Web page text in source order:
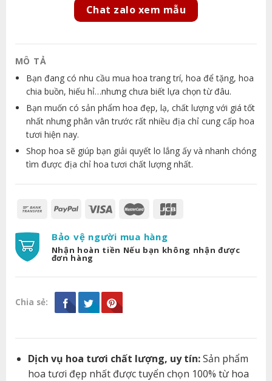
Chat zalo xem mẫu
MÔ TẢ
Bạn đang có nhu cầu mua hoa trang trí, hoa để tặng, hoa
chia buồn, hiếu hỉ…nhưng chưa biết lựa chọn từ đâu.
Bạn muốn có sản phẩm hoa đẹp, lạ, chất lượng với giá tốt
nhất nhưng phân vân trước rất nhiều địa chỉ cung cấp hoa
tươi hiện nay.
Shop hoa sẽ giúp bạn giải quyết lo lắng ấy và nhanh chóng
tìm được địa chỉ hoa tươi chất lượng nhất.
Bảo vệ người mua hàng
Nhận hoàn tiền Nếu bạn không nhận được
đơn hàng
Chia sẻ:
Dịch vụ hoa tươi chất lượng, uy tín:Sản phẩm
hoa tươi đẹp nhất được tuyển chọn 100% từ hoa